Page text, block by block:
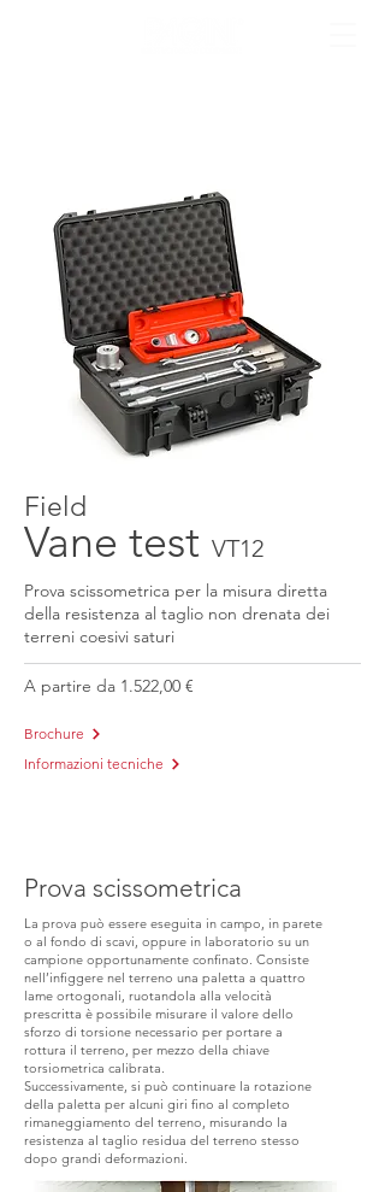
Vane test
Field
VT12
Prova scissometrica per la misura diretta
della resistenza al taglio non drenata dei
terreni coesivi saturi
A partire da 1.522,00 €
Brochure
Informazioni tecniche
Prova scissometrica
La prova può essere eseguita in campo, in parete
o al fondo di scavi, oppure in laboratorio su un
campione opportunamente confinato. Consiste
nell’infiggere nel terreno una paletta a quattro
lame ortogonali, ruotandola alla velocità
prescritta è possibile misurare il valore dello
sforzo di torsione necessario per portare a
rottura il terreno, per mezzo della chiave
torsiometrica calibrata.
Successivamente, si può continuare la rotazione
della paletta per alcuni giri fino al completo
rimaneggiamento del terreno, misurando la
resistenza al taglio residua del terreno stesso
dopo grandi deformazioni.